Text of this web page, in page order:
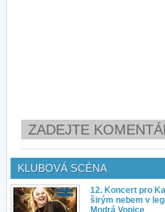
ZADEJTE
KLUBOVÁ SCÉNA
12. Koncert pro
širým nebem v
Modrá Vopice